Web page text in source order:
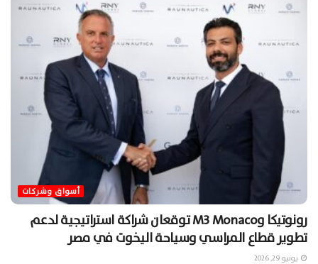
أسواق وشركات
رونوتيكا وM3 Monaco توقعان شراكة استراتيجية لدعم
تطوير قطاع المراسي وسياحة اليخوت في مصر
يونيو 29, 2026